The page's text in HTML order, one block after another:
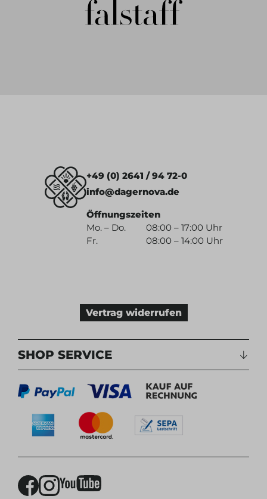
+49 (0) 2641 / 94 72-0
info@dagernova.de
Öffnungszeiten
Mo. – Do.
08:00 – 17:00 Uhr
Fr.
08:00 – 14:00 Uhr
Vertrag widerrufen
SHOP SERVICE